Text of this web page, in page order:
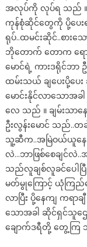
အလုပ်ကို လုပ်ရ သည် ။
ကုန်စုံဆိုင်တွေကို ပို့ပေး
ရုပ်..ထမင်းဆိုင်..စား
ဘိုတောက် တောက ရော
မောင်ရဲ့ ကားဒရိုင်ဘာ
ထမ်းသယ် ချပေးပို့ပေး
မောင်းနိုင်လာသောအ
လေ သည် ။ ချမ်းသာန
ဦးလွန်းမောင် သည်..
သူ့ဆီက..အမြဲဝယ်ယူန
လဲ…ဘာဖြစ်စေချင်လဲ..
သည်လူချစ်လူခင်ပေါပြီ
မတ်မွုကြောင့် ယုံကြည်
လာပြီး ပို့နေကျ ကရ
သောအခါ ဆိုင်ရှင်သူဌေး
ချောက်ဒရီတို့ တွေ့ကြ